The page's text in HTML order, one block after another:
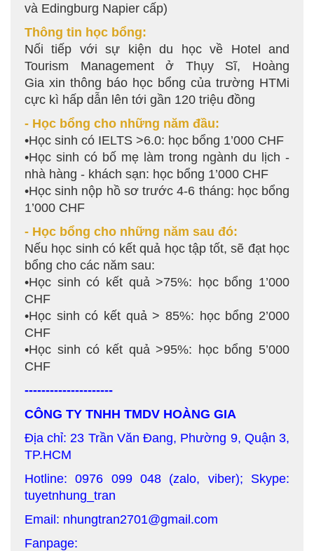
và Edingburg Napier cấp)
Thông tin học bổng:
Nối tiếp với sự kiện du học về Hotel and
Tourism Management ở Thụy Sĩ, Hoàng
Gia xin thông báo học bổng của trường HTMi
cực kì hấp dẫn lên tới gần 120 triệu đồng
- Học bổng cho những năm đầu:
•Học sinh có IELTS >6.0: học bổng 1’000 CHF
•Học sinh có bố mẹ làm trong ngành du lịch -
nhà hàng - khách sạn: học bổng 1’000 CHF
•Học sinh nộp hồ sơ trước 4-6 tháng: học bổng
1’000 CHF
- Học bổng cho những năm sau đó:
Nếu học sinh có kết quả học tập tốt, sẽ đạt học
bổng cho các năm sau:
•Học sinh có kết quả >75%: học bổng 1’000
CHF
•Học sinh có kết quả > 85%: học bổng 2’000
CHF
•Học sinh có kết quả >95%: học bổng 5’000
CHF
---------------------
CÔNG TY TNHH TMDV HOÀNG GIA
Địa chỉ: 23 Trần Văn Đang, Phường 9, Quận 3,
TP.HCM
Hotline: 0976 099 048 (zalo, viber); Skype:
tuyetnhung_tran
Email: nhungtran2701@gmail.com
Fanpage: